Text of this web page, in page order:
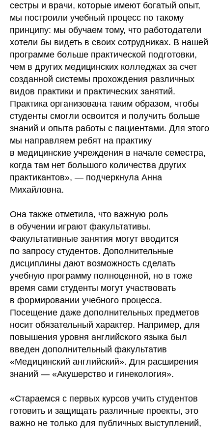
сестры и врачи, которые имеют богатый опыт,
мы построили учебный процесс по такому
принципу: мы обучаем тому, что работодатели
хотели бы видеть в своих сотрудниках. В нашей
программе больше практической подготовки,
чем в других медицинских колледжах за счет
созданной системы прохождения различных
видов практики и практических занятий.
Практика организована таким образом, чтобы
студенты смогли освоится и получить больше
знаний и опыта работы с пациентами. Для этого
мы направляем ребят на практику
в медицинские учреждения в начале семестра,
когда там нет большого количества других
практикантов», — подчеркнула Анна
Михайловна.
Она также отметила, что важную роль
в обучении играют факультативы.
Факультативные занятия могут вводится
по запросу студентов. Дополнительные
дисциплины дают возможность сделать
учебную программу полноценной, но в тоже
время сами студенты могут участвовать
в формировании учебного процесса.
Посещение даже дополнительных предметов
носит обязательный характер. Например, для
повышения уровня английского языка был
введен дополнительный факультатив
«Медицинский английский». Для расширения
знаний — «Акушерство и гинекология».
«Стараемся с первых курсов учить студентов
готовить и защищать различные проекты, это
важно не только для публичных выступлений,